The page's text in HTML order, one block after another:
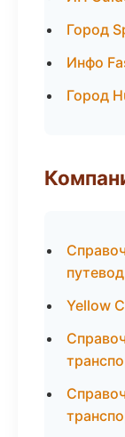
Город
Инфо
Город
Yellow